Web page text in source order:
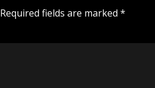
Required fields are marked *